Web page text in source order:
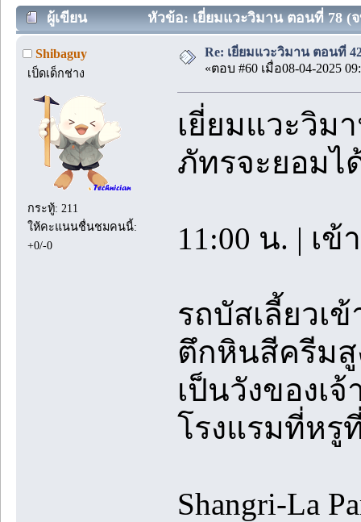
ผู้เขียน หัวข้อ: เยี่ยมแวะวิมาน ตอนที่ 78 (
Shibaguy
เป็ดเด็กช่าง
กระทู้: 211
ให้คะแนนชื่นชมคนนี้:
+0/-0
Re: เยี่ยมแวะวิมาน ตอนที่
«ตอบ #60 เมื่อ08-04-2025
เยี่ยมแวะวิม
ภัทรจะยอมไ
11:00 น. | เข้
รถบัสเลี้ยวเข้
ตึกหินสีครีม
เป็นวังของเ
โรงแรมที่หรู
Shangri-La